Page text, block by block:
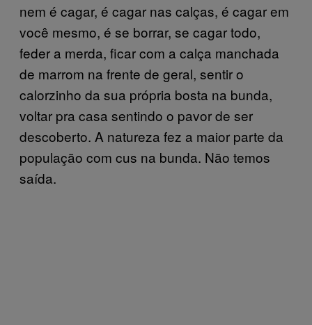
nem é cagar, é cagar nas calças, é cagar em
você mesmo, é se borrar, se cagar todo,
feder a merda, ficar com a calça manchada
de marrom na frente de geral, sentir o
calorzinho da sua própria bosta na bunda,
voltar pra casa sentindo o pavor de ser
descoberto. A natureza fez a maior parte da
população com cus na bunda. Não temos
saída.